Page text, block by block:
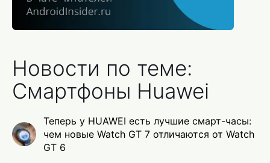
Новости по теме:
Смартфоны Huawei
Теперь у HUAWEI есть лучшие смарт-часы:
чем новые Watch GT 7 отличаются от Watch
GT 6